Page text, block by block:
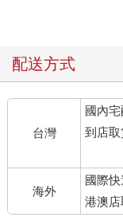
上前取締，當時賈納
逕自強行逮捕。為了
有哮喘病史的賈納雖
當路人將這段影片上
不滿，認為白人警察
頭癱瘓了紐約中央車
民眾躺在倫敦購物中
地穿著「I CAN’T
人警察的抗議。美國
配送方式
台灣
國內
到店取
海外
國際
港澳店